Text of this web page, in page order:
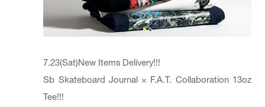
7.23(Sat)New Items Delivery!!!
Sb Skateboard Journal × F.A.T. Collaboration 13oz
Tee!!!